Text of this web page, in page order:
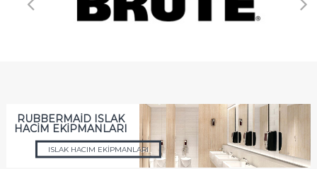
RUBBERMAİD ISLAK
HACİM EKİPMANLARI
ISLAK HACIM EKİPMANLARI